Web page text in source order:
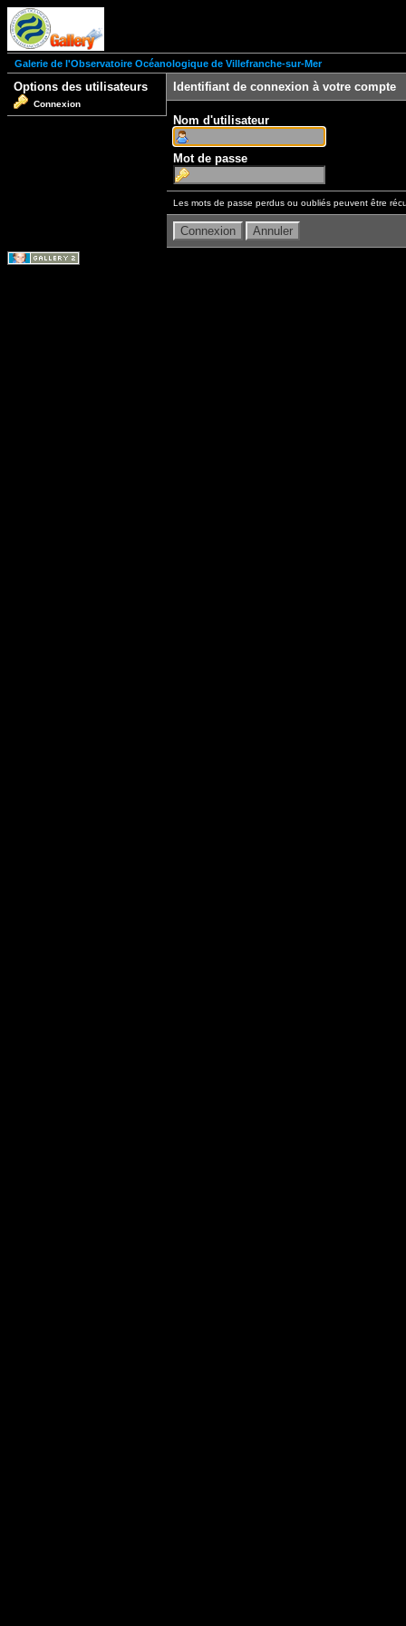
Galerie de l'Observatoire Océanologique de Villefranche-sur-Mer
Options des utilisateurs
Connexion
Identifiant de connexion à votre compte
Nom d'utilisateur
Mot de passe
Les mots de passe perdus ou oubliés peuvent être